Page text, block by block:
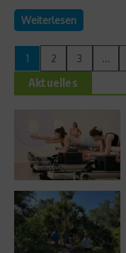
Weiterlesen
1 2 3 ...
Aktuelles